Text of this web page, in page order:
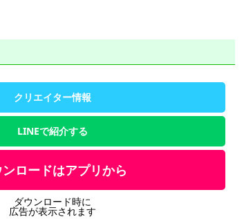
クリエイター情報
LINEで紹介する
ロードはアプリから
ダウンロード時に
広告が表示されます